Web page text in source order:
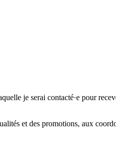
je serai contacté·e pour
et des promotions, aux